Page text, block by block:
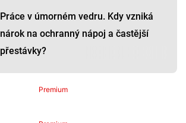
Práce v úmorném vedru. Kdy vzniká
nárok na ochranný nápoj a častější
přestávky?
Premium